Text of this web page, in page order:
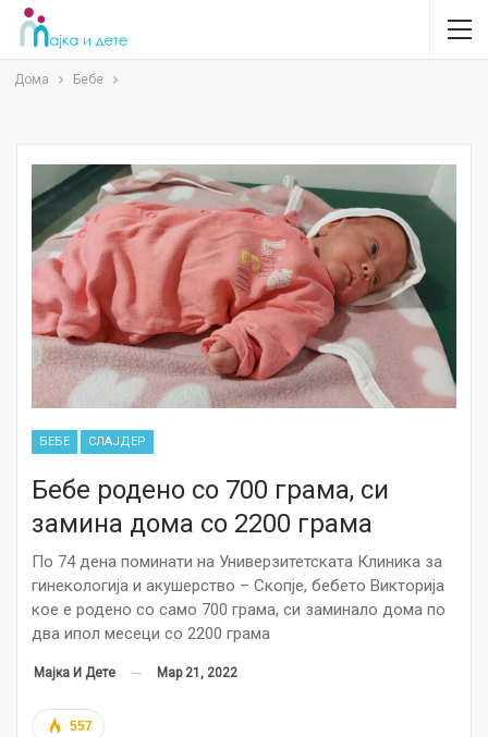
Дома Бебе
БЕБЕ СЛАЈДЕР
Бебе родено со 700 грама, си
замина дома со 2200 грама
По 74 дена поминати на Универзитетската Клиника за
гинекологија и акушерство – Скопје, бебето Викторија
кое е родено со само 700 грама, си заминало дома по
два ипол месеци со 2200 грама
Мајка И Дете Мар 21, 2022
557